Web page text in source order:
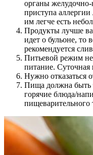
органы
приступа
им легче есть
Продукты лучше
идет о бульоне, то
рекомендуется
Питьевой режим
питание. Суточная
Нужно отказаться
Пища должна быть
горячие блюда/
пищеварительного